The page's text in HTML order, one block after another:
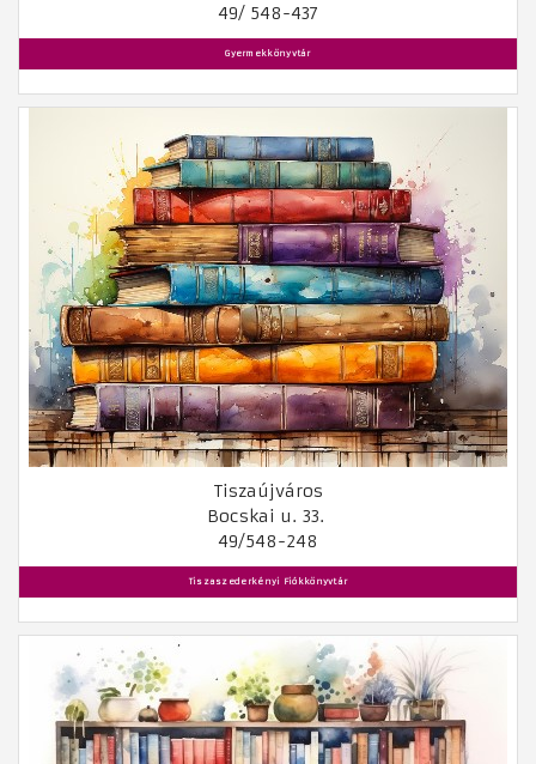
49/ 548-437
Gyermekkönyvtár
Tiszaújváros
Bocskai u. 33.
49/548-248
Tiszaszederkényi Fiókkönyvtár